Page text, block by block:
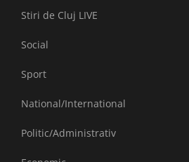
Stiri de Cluj LIVE
Social
Sport
National/International
Politic/Administrativ